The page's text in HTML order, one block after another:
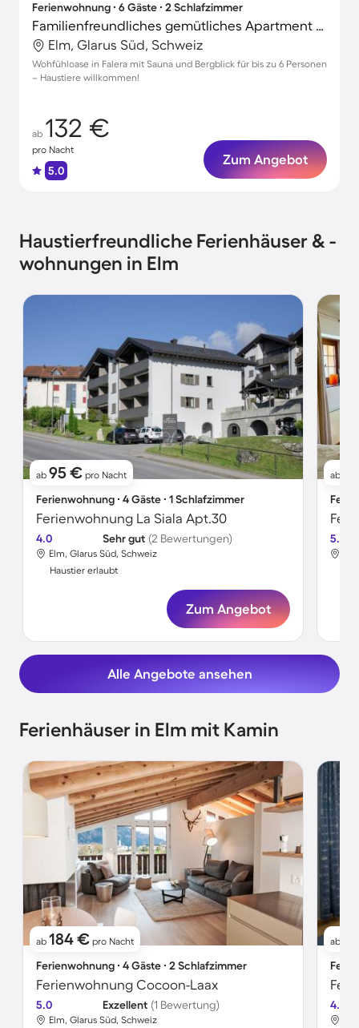
Ferienwohnung ∙ 6 Gäste ∙ 2 Schlafzimmer
Familienfreundliches gemütliches Apartment mit Sauna und Terrasse | Bergblick | Skifahren in der Nähe | Haustiere sind willkommen
Elm, Glarus Süd, Schweiz
Wohfühloase in Falera mit Sauna und Bergblick für bis zu 6 Personen
– Haustiere willkommen!
ab 132 €
pro Nacht
5.0
Zum Angebot
Haustierfreundliche Ferienhäuser & -
wohnungen in Elm
ab 95 € pro Nacht
Ferienwohnung ∙ 4 Gäste ∙ 1 Schlafzimmer
Ferienwohnung La Siala Apt.30
4.0 Sehr gut (2 Bewertungen)
Elm, Glarus Süd, Schweiz
Haustier erlaubt
Zum Angebot
ab
5.0
Alle Angebote ansehen
Ferienhäuser in Elm mit Kamin
ab 184 € pro Nacht
Ferienwohnung ∙ 4 Gäste ∙ 2 Schlafzimmer
Ferienwohnung Cocoon-Laax
5.0 Exzellent (1 Bewertung)
Elm, Glarus Süd, Schweiz
ab
4.7